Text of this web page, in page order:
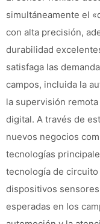
simultáneamente el
con alta precisión,
durabilidad
satisfaga las
campos, incluida la
la supervisión
digital. A través de
nuevos negocios
tecnologías
tecnología de
dispositivos
esperadas en los